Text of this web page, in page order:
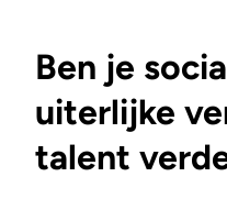
Ben je
uiterlijke
talent